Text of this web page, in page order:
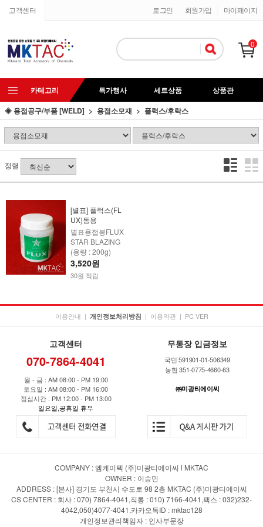
고객센터 마이페이지
회원가입
로그인
0
카테고리 특가행사 세트상품
상품관
◈ 용접공구/부품 [WELD]
용접소모재 플럭스/후락스
정렬
[별표] 플럭스(FL
UX)동용
별표용접봉FLUX
STAR BLAZING
(용량 : 200g)
3,520원
30원 적립
이용안내 | 개인정보처리방침 | 이용약관 | PC VER
고객센터
070-7864-4041
월 - 금 : AM 08:00 - PM 19:00
토요일 : AM 08:00 - PM 16:00
점심시간 : PM 12:00 - PM 13:00
일요일,공휴일 휴무
무통장 입금정보
국민 591901-01-506349
농협 351-0775-4660-63
㈜미광티에이씨
COMPANY : 엠케이텍 (주)미광티에이씨 l MKTAC
OWNER : 이승민
ADDRESS : [본사] 경기도 부천시 수도로 98 2층 MKTAC (주)미광티에이씨
CS CENTER : 회사 : 070) 7864-4041,직통 : 010) 7166-4041,팩스 : 032)232-
4042,050)4077-4041,카카오톡ID : mktac128
개인정보관리책임자 : 인사부문장